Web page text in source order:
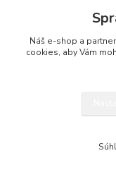
a u niektorých ľudí
umožňujú aj
vrcholiaceho leta je v
- pozrite
miesto, kde nájdete
zodpovedajú vášmu
strieborné poťahy,
Náš e-shop a
cookies, aby Vám